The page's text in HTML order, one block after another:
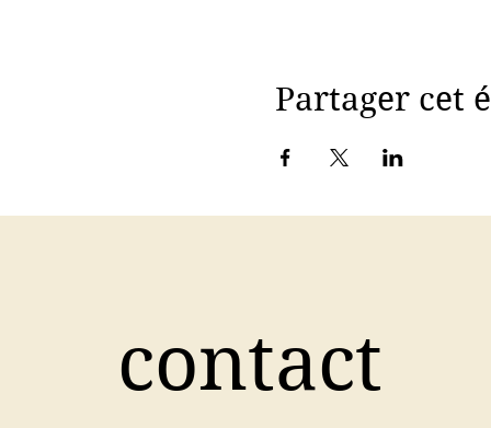
Partager cet
contact